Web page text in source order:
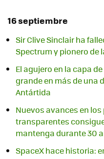
16 septiembre
Sir Clive Sinclair ha
Spectrum y pionero de
El agujero en la capa
grande en más de una
Antártida
Nuevos avances en
transparentes
mantenga durante 30
SpaceX hace historia: